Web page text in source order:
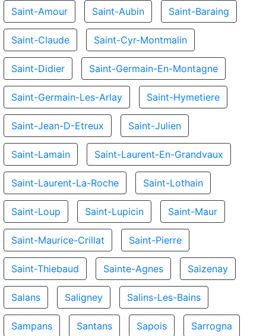
Saint-Amour Saint-Aubin Saint-Baraing
Saint-Claude Saint-Cyr-Montmalin
Saint-Didier Saint-Germain-En-Montagne
Saint-Germain-Les-Arlay Saint-Hymetiere
Saint-Jean-D-Etreux Saint-Julien
Saint-Lamain Saint-Laurent-En-Grandvaux
Saint-Laurent-La-Roche Saint-Lothain
Saint-Loup Saint-Lupicin Saint-Maur
Saint-Maurice-Crillat Saint-Pierre
Saint-Thiebaud Sainte-Agnes Saizenay
Salans Saligney Salins-Les-Bains
Sampans Santans Sapois Sarrogna